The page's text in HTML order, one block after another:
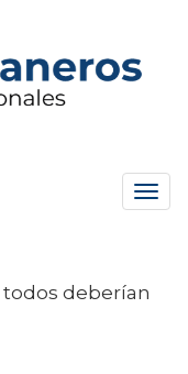
todos deberían